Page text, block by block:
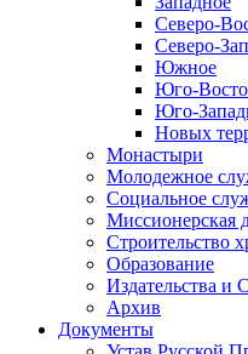
Северо-
Северо-
Южное
Юго-
Юго-
Новых
Монастыри
Молодежное
Социальное
Миссионерская
Строительство
Образование
Издательства
Архив
Документы